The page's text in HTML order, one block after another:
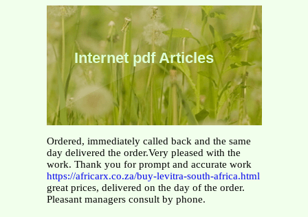
Internet pdf Articles
Ordered, immediately called back and the same
day delivered the order.Very pleased with the
work. Thank you for prompt and accurate work
https://africarx.co.za/buy-levitra-south-africa.html
great prices, delivered on the day of the order.
Pleasant managers consult by phone.